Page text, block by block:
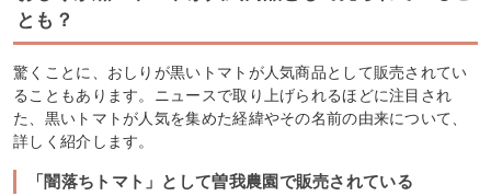
とも？
驚くことに、おしりが黒いトマトが人気商品として販売されてい
ることもあります。ニュースで取り上げられるほどに注目され
た、黒いトマトが人気を集めた経緯やその名前の由来について、
詳しく紹介します。
「闇落ちトマト」として曽我農園で販売されている